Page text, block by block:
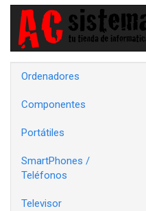
Ordenadores
Componentes
Portátiles
SmartPhones /
Teléfonos
Televisor